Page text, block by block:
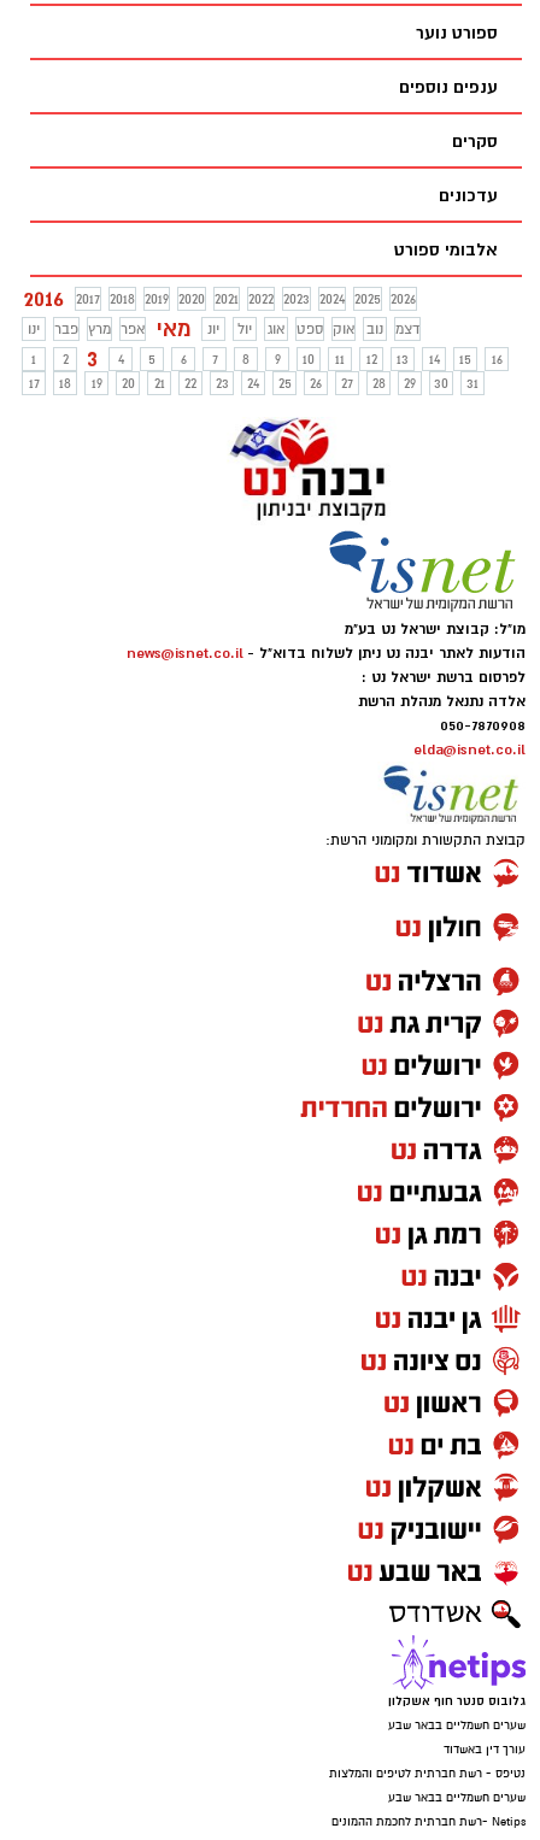
ספורט נוער
ענפים נוספים
סקרים
עדכונים
אלבומי ספורט
2016 2017 2018 2019 2020 2021 2022 2023 2024 2025
2026
ינו
פבר מרץ אפר מאי יונ יול אוג ספט אוק נוב
דצמ
1
2 3 4 5 6 7 8 9 10 11 12 13 14 15
16
17
18 19 20 21 22 23 24 25 26 27 28 29 30 31
מו"ל: קבוצת ישראל נט בע"מ
הודעות לאתר יבנה נט ניתן לשלוח בדוא"ל - news@isnet.co.il
לפרסום ברשת ישראל נט :
אלדה נתנאל מנהלת הרשת
050-7870908
elda@isnet.co.il
קבוצת התקשורת ומקומוני הרשת:
גלובוס סנטר חוף אשקלון
שערים חשמליים בבאר שבע
עורך דין באשדוד
נטיפס - רשת חברתית לטיפים והמלצות
שערים חשמליים בבאר שבע
Netips -רשת חברתית לחכמת ההמונים